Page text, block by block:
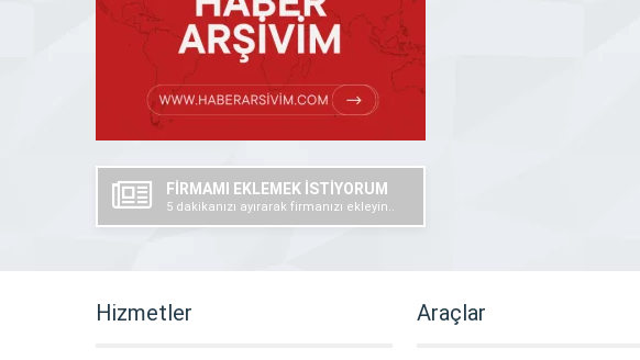
FİRMAMI EKLEMEK İSTİYORUM
5 dakikanızı ayırarak firmanızı ekleyin..
Hizmetler Araçlar